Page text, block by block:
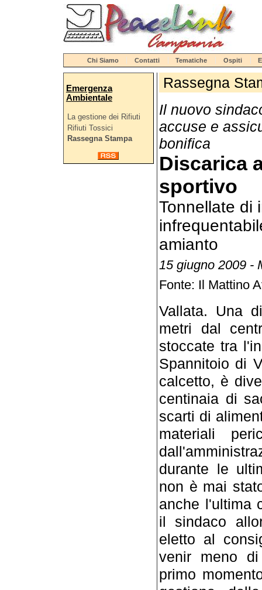
Chi Siamo Contatti Tematiche Ospiti
Emergenza
Ambientale
La gestione dei Rifiuti
Rifiuti Tossici
Rassegna Stampa
Rassegna
Il nuovo
accuse e
bonifica
Discarica
sportivo
Tonnellate di
amianto
15 giugno 2009 -
Fonte: Il Mattino
Vallata. Una
metri dal
stoccate tra
Spannitoio di
calcetto, è
centinaia di
scarti di
materiali
durante le
non è mai
anche l'ultima
il sindaco
eletto al
venir meno
primo